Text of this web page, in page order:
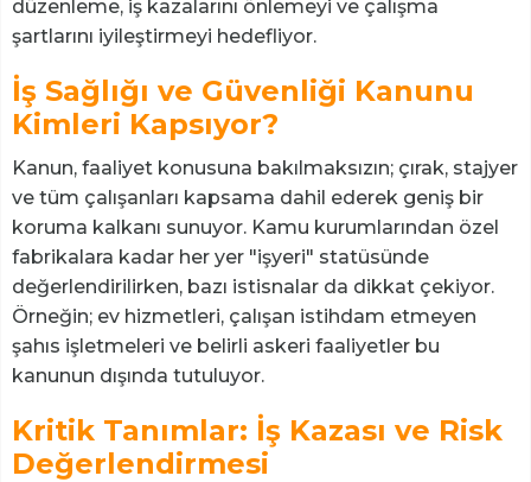
düzenleme, iş kazalarını önlemeyi ve çalışma
şartlarını iyileştirmeyi hedefliyor.
İş Sağlığı ve Güvenliği Kanunu
Kimleri Kapsıyor?
Kanun, faaliyet konusuna bakılmaksızın; çırak, stajyer
ve tüm çalışanları kapsama dahil ederek geniş bir
koruma kalkanı sunuyor. Kamu kurumlarından özel
fabrikalara kadar her yer "işyeri" statüsünde
değerlendirilirken, bazı istisnalar da dikkat çekiyor.
Örneğin; ev hizmetleri, çalışan istihdam etmeyen
şahıs işletmeleri ve belirli askeri faaliyetler bu
kanunun dışında tutuluyor.
Kritik Tanımlar: İş Kazası ve Risk
Değerlendirmesi